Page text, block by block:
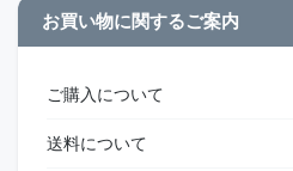
お買い物に関するご案内
ご購入について
送料について